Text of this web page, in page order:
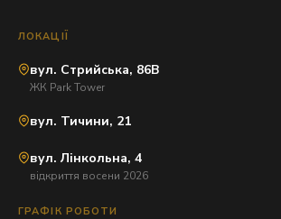
ЛОКАЦІЇ
вул. Стрийська, 86В
ЖК Park Tower
вул. Тичини, 21
вул. Лінкольна, 4
відкриття восени 2026
ГРАФІК РОБОТИ